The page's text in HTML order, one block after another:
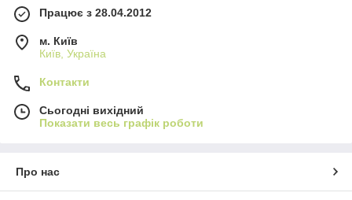
Працює з 28.04.2012
м. Київ
Київ, Україна
Контакти
Сьогодні вихідний
Показати весь графік роботи
Про нас